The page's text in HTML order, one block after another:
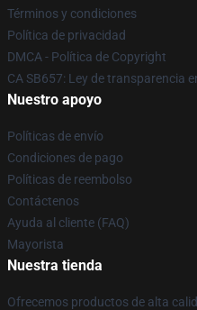
Términos y condiciones
Política de privacidad
DMCA - Política de Copyright
CA SB657: Ley de transparencia
Nuestro apoyo
Políticas de envío
Condiciones de pago
Políticas de reembolso
Contáctenos
Ayuda al cliente (FAQ)
Mayorista
Nuestra tienda
Ofrecemos productos de alta